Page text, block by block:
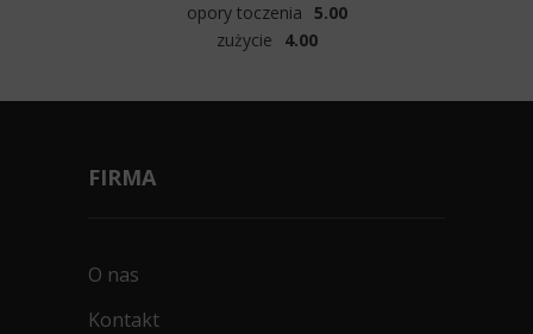
opory toczenia 5.00
zużycie
4.00
FIRMA
O nas
Kontakt